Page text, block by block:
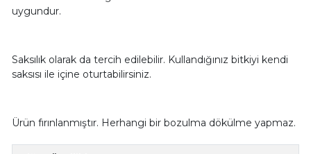
uygundur.
Saksılık olarak da tercih edilebilir. Kullandığınız bitkiyi kendi
saksısı ile içine oturtabilirsiniz.
Ürün fırınlanmıştır. Herhangi bir bozulma dökülme yapmaz.